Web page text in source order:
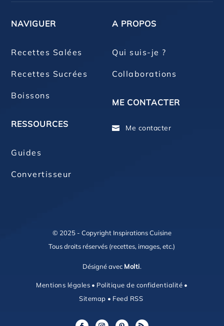
NAVIGUER
Recettes Salées
Recettes Sucrées
Boissons
RESSOURCES
Guides
Convertisseur
A PROPOS
Qui suis-je ?
Collaborations
ME CONTACTER
 Me contacter
© 2025 - Copyright Inspirations Cuisine
Tous droits réservés (recettes, images, etc.)
Désigné avec Molti.
Mentions légales • Politique de confidentialité •
Sitemap • Feed RSS